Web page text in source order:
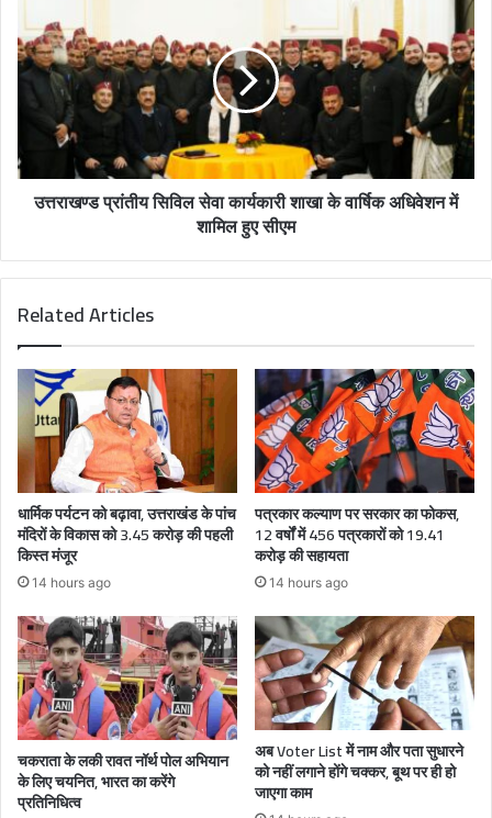
उत्तराखण्ड प्रांतीय सिविल सेवा कार्यकारी शाखा के वार्षिक अधिवेशन में
शामिल हुए सीएम
Related Articles
धार्मिक पर्यटन को बढ़ावा, उत्तराखंड के पांच
मंदिरों के विकास को 3.45 करोड़ की पहली
किस्त मंजूर
14 hours ago
पत्रकार कल्याण पर सरकार का फोकस,
12 वर्षों में 456 पत्रकारों को 19.41
करोड़ की सहायता
14 hours ago
चकराता के लकी रावत नॉर्थ पोल अभियान
के लिए चयनित, भारत का करेंगे
प्रतिनिधित्व
अब Voter List में नाम और पता सुधारने
को नहीं लगाने होंगे चक्कर, बूथ पर ही हो
जाएगा काम